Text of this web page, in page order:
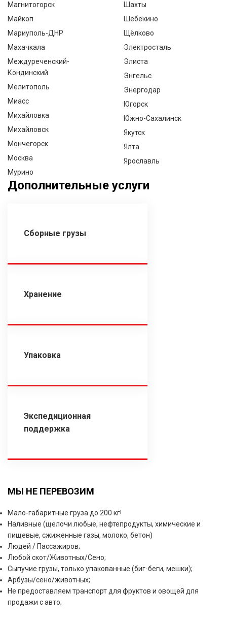
Магнитогорск
Майкоп
Мариуполь-ДНР
Махачкала
Междуреченский-
Кондинский
Мелитополь
Миасс
Михайловка
Михайловск
Мончегорск
Москва
Мурино
Шахты
Шебекино
Щёлково
Электросталь
Элиста
Энгельс
Энергодар
Югорск
Южно-Сахалинск
Якутск
Ялта
Ярославль
Дополнительные услуги
Сборные грузы
Хранение
Упаковка
Экспедиционная
поддержка
МЫ НЕ ПЕРЕВОЗИМ
Мало-габаритные груза до 200 кг!
Наливные (щелочи любые, нефтепродукты, химические и
пищевые, сжиженные газы, молоко, бетон)
Людей / Пассажиров;
Любой скот/Животных/Сено;
Сыпучие грузы, только упакованные (биг-беги, мешки);
Арбузы/сено/животных;
Не предоставляем транспорт для фруктов и овощей для
продажи с авто;